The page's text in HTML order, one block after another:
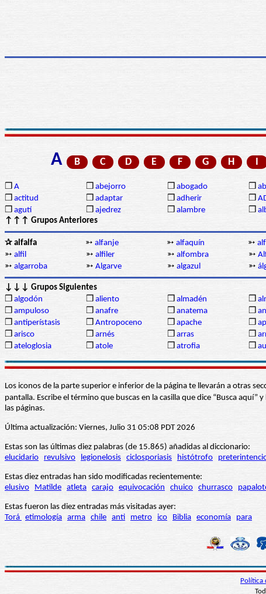
A B C D E F G H I
❒ A ❒ abejorro ❒ abogado ❒
❒ actitud ❒ adaptar ❒ adherir ❒
❒ agutí ❒ ajedrez ❒ alambre ❒
↑↑↑ Grupos Anteriores
✰ alfalfa ➳ alfanje ➳ alfaquín ➳
➳ alfil ➳ alfiler ➳ alfombra ➳
➳ algarroba ➳ Algarve ➳ algazul ➳
↓↓↓ Grupos Siguientes
❒ algodón ❒ aliento ❒ almadén ❒
❒ ampuloso ❒ anafre ❒ anatema ❒
❒ antiperístasis ❒ Antropoceno ❒ apache ❒
❒ arisco ❒ arnés ❒ arras ❒
❒ ateloglosia ❒ atole ❒ atrofia ❒
Los iconos de la parte superior e inferior de la página te llevarán a otras
pantalla. Escribe el término que buscas en la casilla que dice “Busca
las páginas.
Última actualización: Viernes, Julio 31 05:08 PDT 2026
Estas son las últimas diez palabras (de 15.865) añadidas al diccionario:
elucidario
revulsivo legionelosis ciclosporiasis histótrofo
Estas diez entradas han sido modificadas recientemente:
elusivo
Matilde atleta carajo equivocación chuico churrasco
Estas fueron las diez entradas más visitadas ayer:
Torá etimología arma chile anti metro ico Biblia economía para
Política